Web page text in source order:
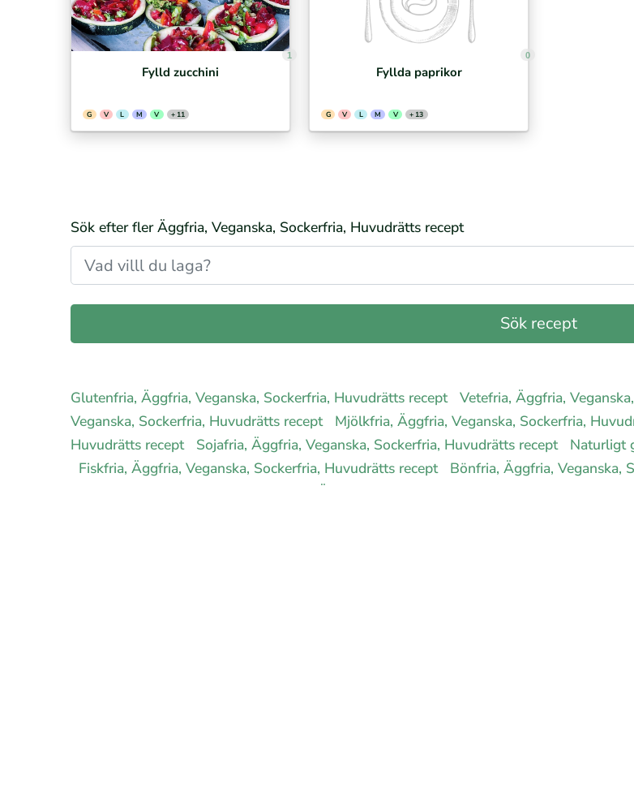
1
Fylld zucchini
G V L M V + 11
0
Fyllda paprikor
G V L M V + 13
Sök efter fler Äggfria, Veganska, Sockerfria, Huvudrätts recept
Glutenfria, Äggfria, Veganska, Sockerfria, Huvudrätts recept Vetefria, Äggfria,
Veganska, Sockerfria, Huvudrätts recept
Mjölkfria, Äggfria, Veganska, Sockerfria,
Huvudrätts recept
Sojafria, Äggfria, Veganska, Sockerfria, Huvudrätts recept
Naturligt
Fiskfria, Äggfria, Veganska, Sockerfria, Huvudrätts recept
Bönfria, Äggfria, Veganska,
Nötfria, Äggfria, Veganska, Sockerfria, Huvudrätts recept